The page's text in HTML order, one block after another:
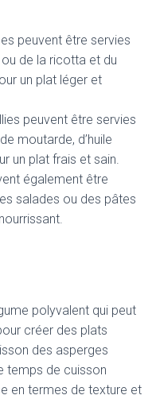
peuvent être servies
de la ricotta et du
un plat léger et
peuvent être servies
moutarde, d’huile
un plat frais et sain.
également être
salades ou des pâtes
polyvalent qui peut
créer des plats
des asperges
temps de cuisson
en termes de texture et